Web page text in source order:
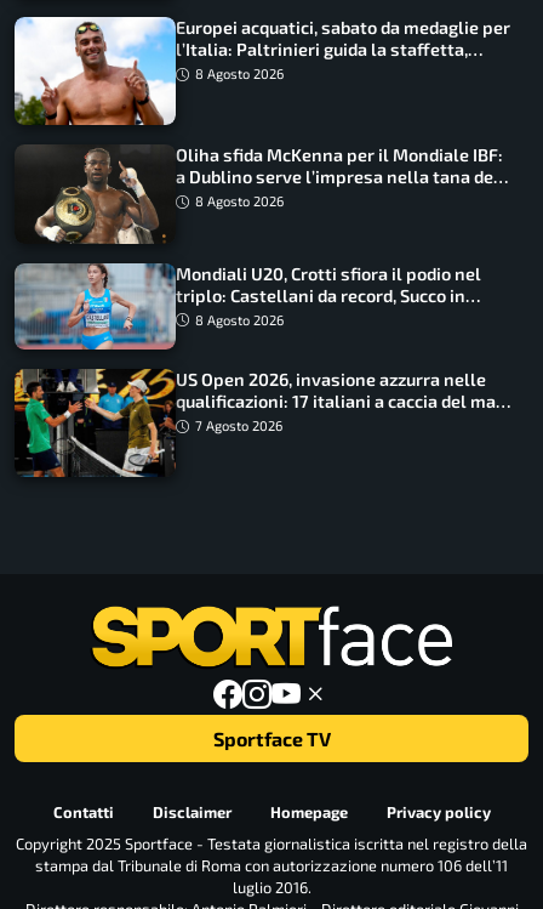
Europei acquatici, sabato da medaglie per
l’Italia: Paltrinieri guida la staffetta,
Barnabà sogna l’oro dalle grandi altezze
8 Agosto 2026
Oliha sfida McKenna per il Mondiale IBF:
a Dublino serve l’impresa nella tana del
lupo8 Agosto 2026
Mondiali U20, Crotti sfiora il podio nel
triplo: Castellani da record, Succo in
finale
8 Agosto 2026
US Open 2026, invasione azzurra nelle
qualificazioni: 17 italiani a caccia del main
draw7 Agosto 2026
Sportface TV
Contatti Disclaimer Homepage
Privacy policy
Copyright 2025 Sportface - Testata giornalistica iscritta nel registro della
stampa dal Tribunale di Roma con autorizzazione numero 106 dell’11
luglio 2016.